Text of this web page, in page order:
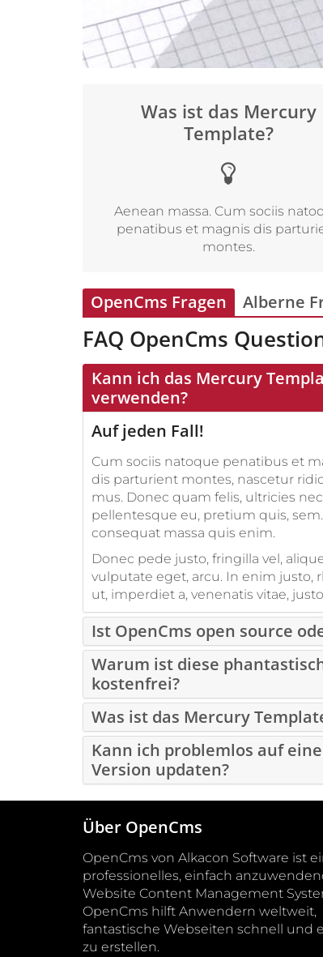
Was ist das Mercury
Template?
Aenean massa. Cum sociis
penatibus et magnis dis
montes.
OpenCms Fragen Alberne
FAQ OpenCms
Kann ich das Mercury
verwenden?
Auf jeden Fall!
Cum sociis natoque penatibus et
dis parturient montes, nascetur
mus. Donec quam felis, ultricies
pellentesque eu, pretium quis,
consequat massa quis enim.
Donec pede justo, fringilla vel,
vulputate eget, arcu. In enim justo,
ut, imperdiet a, venenatis vitae,
Ist OpenCms open source
Warum ist diese
kostenfrei?
Was ist das Mercury
Kann ich problemlos auf
Version updaten?
Über OpenCms
OpenCms von Alkacon Software ist
professionelles, einfach
Website Content Management
OpenCms hilft Anwendern weltweit,
fantastische Webseiten schnell und
zu erstellen.